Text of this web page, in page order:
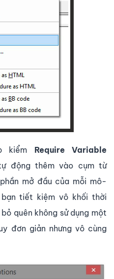
kiểm Require Variable
động thêm vào cụm từ
mở đầu của mỗi mô-
tiết kiệm vô khối thời
quên không sử dụng một
đơn giản nhưng vô cùng